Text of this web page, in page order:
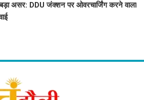
असर: DDU जंक्शन पर ओवरचार्जिंग करने वाला